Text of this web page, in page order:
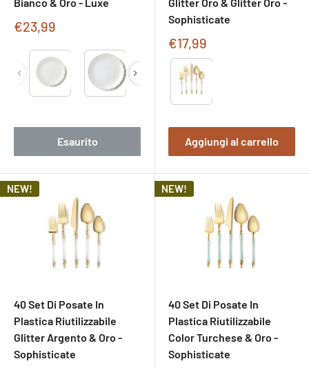
Prezzo
vendita
€23,99
Esaurito
Sophisticate
Prezzo
di
vendita
€17,99
Type
Aggiungi al carrello
NEW!
40 Set Di Posate In
Plastica Riutilizzabile
Glitter Argento & Oro -
Sophisticate
NEW!
40 Set Di Posate In
Plastica Riutilizzabile
Color Turchese & Oro -
Sophisticate